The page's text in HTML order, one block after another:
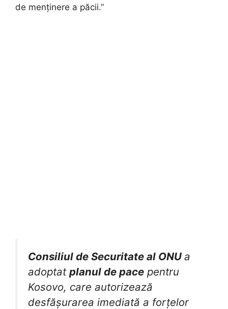
de menținere a păcii.”
Consiliul de Securitate al ONU a
adoptat planul de pace pentru
Kosovo, care autorizează
desfășurarea imediată a forțelor